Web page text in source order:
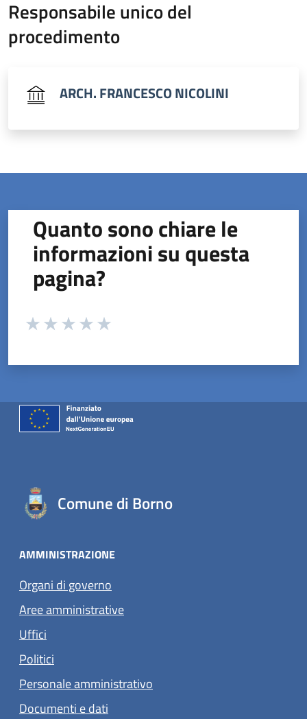
Responsabile unico del
procedimento
ARCH. FRANCESCO NICOLINI
Quanto sono chiare le
informazioni su questa
pagina?
Valuta da 1 a 5 stelle la pagina
Comune di Borno
AMMINISTRAZIONE
Organi di governo
Aree amministrative
Uffici
Politici
Personale amministrativo
Documenti e dati